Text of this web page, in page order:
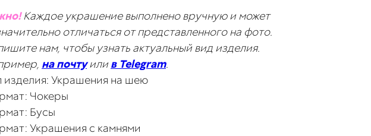
Каждое украшение выполнено вручную и может
отличаться от представленного на фото.
нам, чтобы узнать актуальный вид изделия.
на почтуилив Telegram.
изделия: Украшения на шею
Чокеры
Бусы
Украшения с камнями